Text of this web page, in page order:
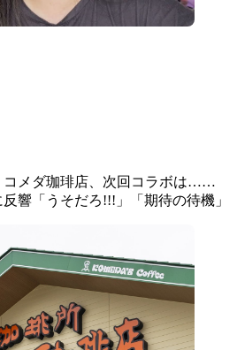
コメダ珈琲店、次回コラボは……
響「うそだろ!!!」「期待の待機」